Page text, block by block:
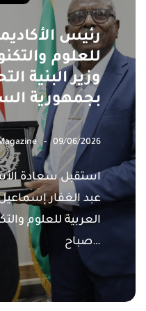
رئيس
للعلوم
وزير البنية
بجمهورية
09/06/2026
استقبل سعادة
عبد الغفار
العربية للعلوم
صباح…